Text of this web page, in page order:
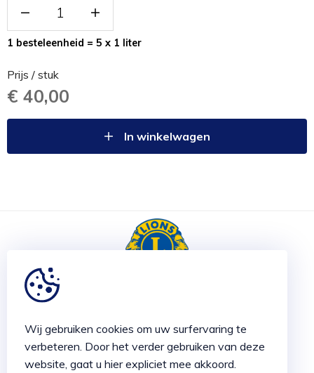
1 besteleenheid = 5 x 1 liter
Prijs / stuk
€ 40,00
In winkelwagen
Made with by Plenso
EEN INITIATIEF VAN
Wij gebruiken cookies om uw surfervaring te
verbeteren. Door het verder gebruiken van deze
website, gaat u hier expliciet mee akkoord.